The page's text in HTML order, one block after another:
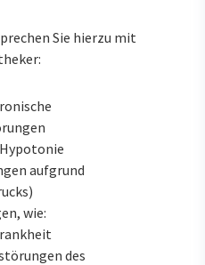
Sie hierzu mit
aufgrund
wie:
des